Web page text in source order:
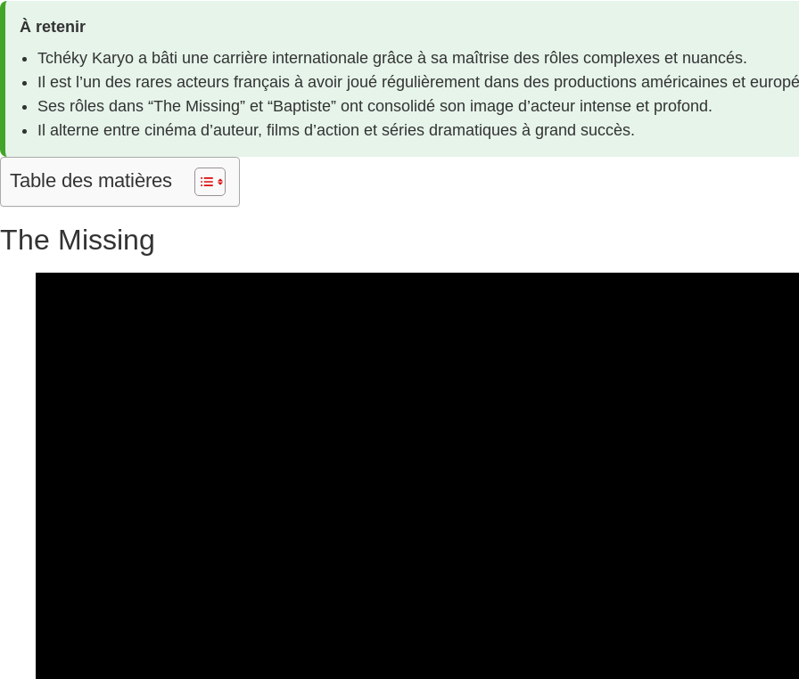
À retenir
Tchéky Karyo a bâti une carrière internationale grâce à sa maîtrise des rôles complexes et nuancés.
Il est l’un des rares acteurs français à avoir joué régulièrement dans des productions américaines et
Ses rôles dans “The Missing” et “Baptiste” ont consolidé son image d’acteur intense et profond.
Il alterne entre cinéma d’auteur, films d’action et séries dramatiques à grand succès.
Table des matières
The Missing